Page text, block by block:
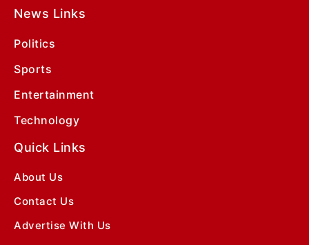
News Links
Politics
Sports
Entertainment
Technology
Quick Links
About Us
Contact Us
Advertise With Us